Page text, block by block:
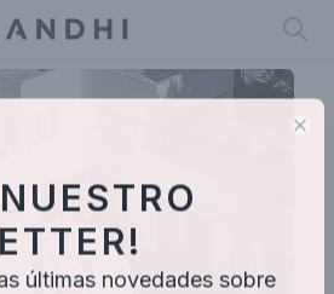
últimas novedades sobre